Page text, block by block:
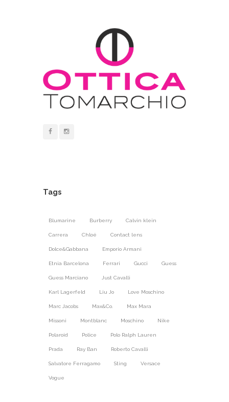
Tags
Blumarine Burberry Calvin klein
Carrera Chloé Contact lens
Dolce&Gabbana Emporio Armani
Etnia Barcelona Ferrari Gucci Guess
Guess Marciano Just Cavalli
Karl Lagerfeld Liu Jo Love Moschino
Marc Jacobs Max&Co. Max Mara
Missoni Montblanc Moschino Nike
Polaroid Police Polo Ralph Lauren
Prada Ray Ban Roberto Cavalli
Salvatore Ferragamo Sting Versace
Vogue